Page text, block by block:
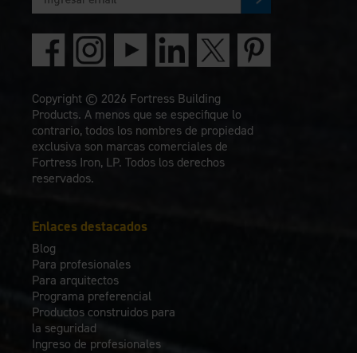
Enlaces destacados
Blog
Para profesionales
Para arquitectos
Programa preferencial
Productos construidos para
la seguridad
Ingreso de profesionales
Copyright © 2026 Fortress Building
Products. A menos que se especifique lo
contrario, todos los nombres de propiedad
exclusiva son marcas comerciales de
Fortress Iron, LP. Todos los derechos
reservados.